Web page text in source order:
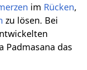
im Rücken,
zu lösen. Bei
Padmasana das